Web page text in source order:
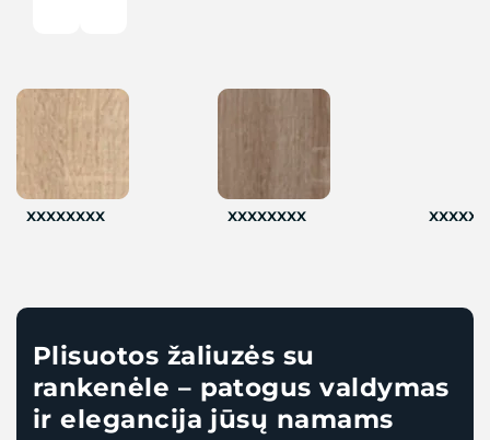
xxxxxxxx xxxxxxxx
Plisuotos žaliuzės su
rankenėle – patogus valdymas
ir elegancija jūsų namams